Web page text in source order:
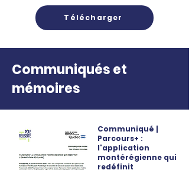
Télécharger
Communiqués et
mémoires
Communiqué |
Parcours+ :
l'application
montérégienne qui
redéfinit